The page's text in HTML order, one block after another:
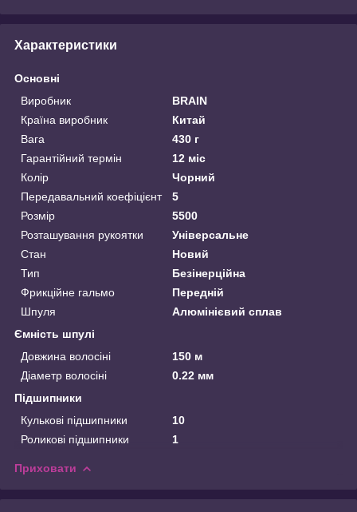
Характеристики
Основні
Виробник
BRAIN
Країна виробник
Китай
Вага
430 г
Гарантійний термін
12 міс
Колір
Чорний
Передавальний коефіцієнт
5
Розмір
5500
Розташування рукоятки
Універсальне
Стан
Новий
Тип
Безінерційна
Фрикційне гальмо
Передній
Шпуля
Алюмінієвий сплав
Ємність шпулі
Довжина волосіні
150 м
Діаметр волосіні
0.22 мм
Підшипники
Кулькові підшипники
10
Роликові підшипники
1
Приховати